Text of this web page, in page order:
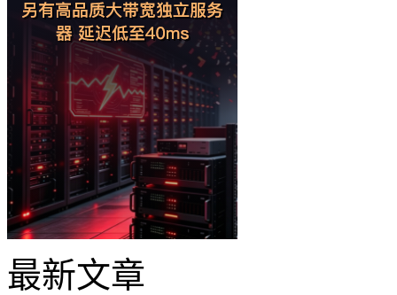
最新文章